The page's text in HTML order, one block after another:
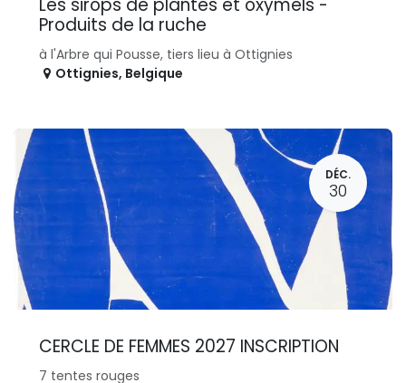
Les sirops de plantes et oxymels -
Produits de la ruche
à l'Arbre qui Pousse, tiers lieu à Ottignies
Ottignies, Belgique
DÉC.
30
CERCLE DE FEMMES 2027 INSCRIPTION
7 tentes rouges